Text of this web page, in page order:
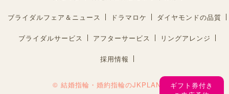
ギフト券付き
ブライダルフェア＆ニュース ドラマロケ ダイヤモンドの品質
ブライダルサービス アフターサービス リングアレンジ
採用情報
© 結婚指輪・婚約指輪のJKPLANET®︎